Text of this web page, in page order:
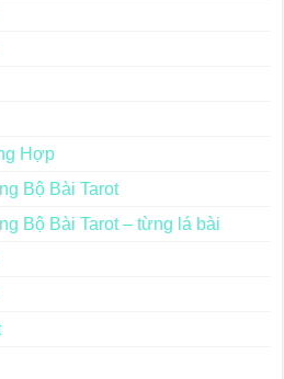
Hợp
Bộ Bài Tarot
Bộ Bài Tarot – từng lá bài